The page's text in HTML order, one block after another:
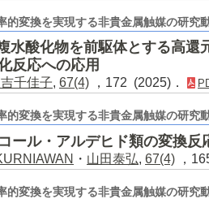
的変換を実現する非貴金属触媒の研究
酸化物を前駆体とする高還
反応への応用
千佳子, 67(4) ，172 (2025)．
的変換を実現する非貴金属触媒の研究
ール・アルデヒド類の変換反
・ 山田泰弘, 67(4) ，
的変換を実現する非貴金属触媒の研究